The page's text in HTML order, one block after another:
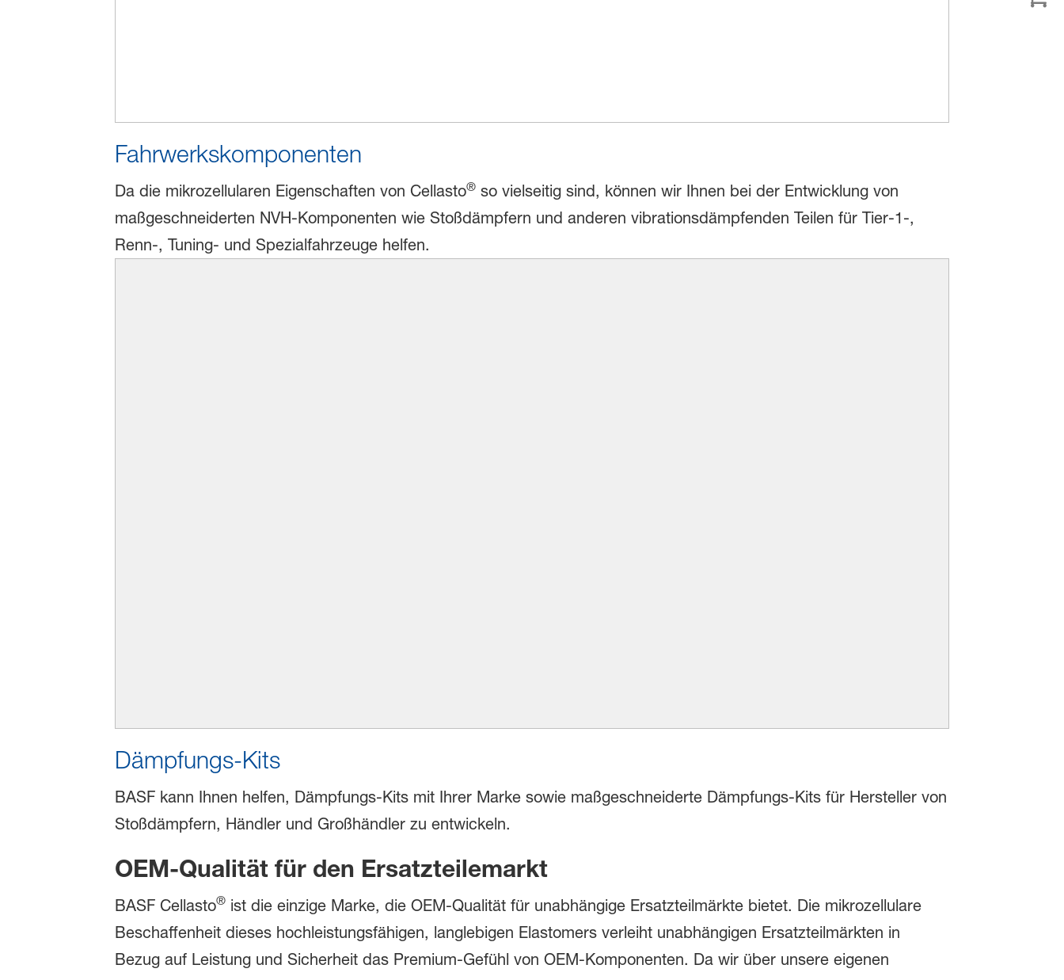
Fahrwerkskomponenten
Da die mikrozellularen Eigenschaften von Cellasto®so vielseitig sind, können wir Ihnen bei der Entwicklung von
maßgeschneiderten NVH-Komponenten wie Stoßdämpfern und anderen vibrationsdämpfenden Teilen für Tier-1-,
Renn-, Tuning- und Spezialfahrzeuge helfen.
Dämpfungs-Kits
BASF kann Ihnen helfen, Dämpfungs-Kits mit Ihrer Marke sowie maßgeschneiderte Dämpfungs-Kits für Hersteller von
Stoßdämpfern, Händler und Großhändler zu entwickeln.
OEM-Qualität für den Ersatzteilemarkt
BASF Cellasto®ist die einzige Marke, die OEM-Qualität für unabhängige Ersatzteilmärkte bietet. Die mikrozellulare
Beschaffenheit dieses hochleistungsfähigen, langlebigen Elastomers verleiht unabhängigen Ersatzteilmärkten in
Bezug auf Leistung und Sicherheit das Premium-Gefühl von OEM-Komponenten. Da wir über unsere eigenen